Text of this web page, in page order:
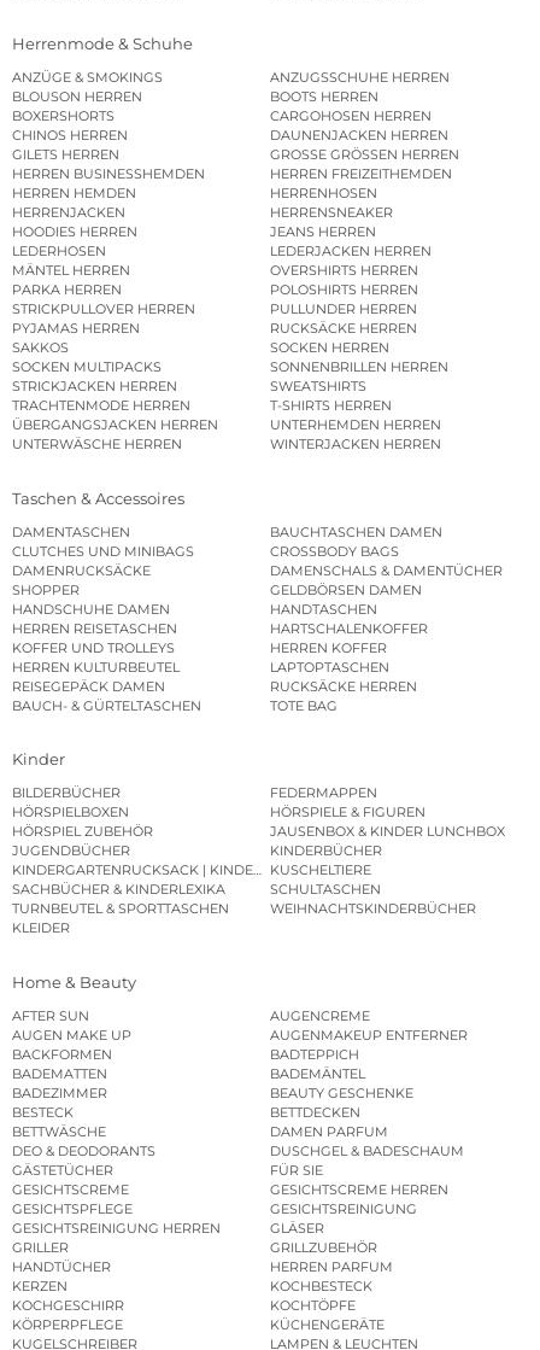
Herrenmode & Schuhe
ANZÜGE & SMOKINGS
ANZUGSSCHUHE HERREN
BLOUSON HERREN
BOOTS HERREN
BOXERSHORTS
CARGOHOSEN HERREN
CHINOS HERREN
DAUNENJACKEN HERREN
GILETS HERREN
GROSSE GRÖSSEN HERREN
HERREN BUSINESSHEMDEN
HERREN FREIZEITHEMDEN
HERREN HEMDEN
HERRENHOSEN
HERRENJACKEN
HERRENSNEAKER
HOODIES HERREN
JEANS HERREN
LEDERHOSEN
LEDERJACKEN HERREN
MÄNTEL HERREN
OVERSHIRTS HERREN
PARKA HERREN
POLOSHIRTS HERREN
STRICKPULLOVER HERREN
PULLUNDER HERREN
PYJAMAS HERREN
RUCKSÄCKE HERREN
SAKKOS
SOCKEN HERREN
SOCKEN MULTIPACKS
SONNENBRILLEN HERREN
STRICKJACKEN HERREN
SWEATSHIRTS
TRACHTENMODE HERREN
T-SHIRTS HERREN
ÜBERGANGSJACKEN HERREN
UNTERHEMDEN HERREN
UNTERWÄSCHE HERREN
WINTERJACKEN HERREN
Taschen & Accessoires
DAMENTASCHEN
BAUCHTASCHEN DAMEN
CLUTCHES UND MINIBAGS
CROSSBODY BAGS
DAMENRUCKSÄCKE
DAMENSCHALS & DAMENTÜCHER
SHOPPER
GELDBÖRSEN DAMEN
HANDSCHUHE DAMEN
HANDTASCHEN
HERREN REISETASCHEN
HARTSCHALENKOFFER
KOFFER UND TROLLEYS
HERREN KOFFER
HERREN KULTURBEUTEL
LAPTOPTASCHEN
REISEGEPÄCK DAMEN
RUCKSÄCKE HERREN
BAUCH- & GÜRTELTASCHEN
TOTE BAG
Kinder
BILDERBÜCHER
FEDERMAPPEN
HÖRSPIELBOXEN
HÖRSPIELE & FIGUREN
HÖRSPIEL ZUBEHÖR
JAUSENBOX & KINDER LUNCHBOX
JUGENDBÜCHER
KINDERBÜCHER
KINDERGARTENRUCKSACK | KINDERGARTENBEUTEL
KUSCHELTIERE
SACHBÜCHER & KINDERLEXIKA
SCHULTASCHEN
TURNBEUTEL & SPORTTASCHEN
WEIHNACHTSKINDERBÜCHER
KLEIDER
Home & Beauty
AFTER SUN
AUGENCREME
AUGEN MAKE UP
AUGENMAKEUP ENTFERNER
BACKFORMEN
BADTEPPICH
BADEMATTEN
BADEMÄNTEL
BADEZIMMER
BEAUTY GESCHENKE
BESTECK
BETTDECKEN
BETTWÄSCHE
DAMEN PARFUM
DEO & DEODORANTS
DUSCHGEL & BADESCHAUM
GÄSTETÜCHER
FÜR SIE
GESICHTSCREME
GESICHTSCREME HERREN
GESICHTSPFLEGE
GESICHTSREINIGUNG
GESICHTSREINIGUNG HERREN
GLÄSER
GRILLER
GRILLZUBEHÖR
HANDTÜCHER
HERREN PARFUM
KERZEN
KOCHBESTECK
KOCHGESCHIRR
KOCHTÖPFE
KÖRPERPFLEGE
KÜCHENGERÄTE
KUGELSCHREIBER
LAMPEN & LEUCHTEN